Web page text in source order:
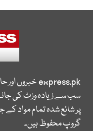
express.pkخبروں اور
سب سے زیادہ وزٹ کی
پر شائع شدہ تمام مواد
گروپ محفوظ ہیں۔